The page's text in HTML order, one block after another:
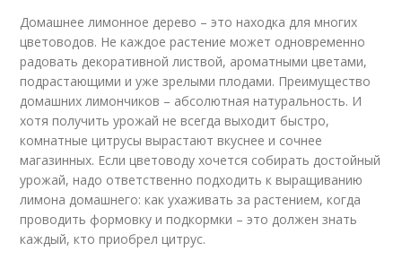
Домашнее лимонное дерево – это находка для многих
цветоводов. Не каждое растение может одновременно
радовать декоративной листвой, ароматными цветами,
подрастающими и уже зрелыми плодами. Преимущество
домашних лимончиков – абсолютная натуральность. И
хотя получить урожай не всегда выходит быстро,
комнатные цитрусы вырастают вкуснее и сочнее
магазинных. Если цветоводу хочется собирать достойный
урожай, надо ответственно подходить к выращиванию
лимона домашнего: как ухаживать за растением, когда
проводить формовку и подкормки – это должен знать
каждый, кто приобрел цитрус.